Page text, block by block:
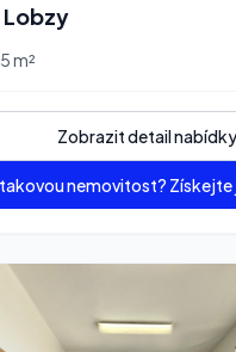
m²
Zobrazit detail nabídky
nemovitost?